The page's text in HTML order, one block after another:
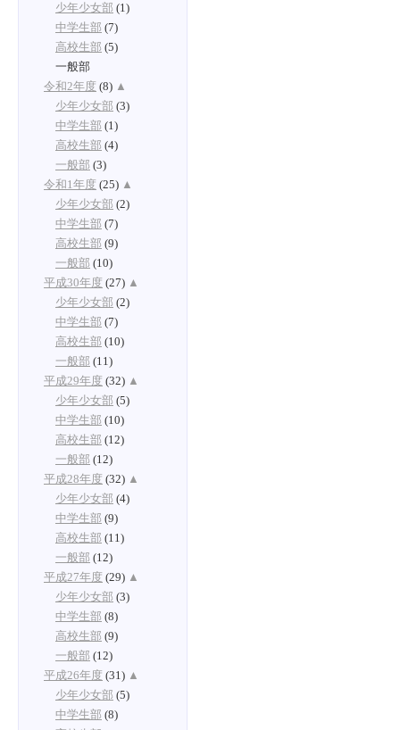
少年少女部 (1)
中学生部 (7)
高校生部 (5)
一般部
令和2年度 (8) ▲
少年少女部 (3)
中学生部 (1)
高校生部 (4)
一般部 (3)
令和1年度 (25) ▲
少年少女部 (2)
中学生部 (7)
高校生部 (9)
一般部 (10)
平成30年度 (27) ▲
少年少女部 (2)
中学生部 (7)
高校生部 (10)
一般部 (11)
平成29年度 (32) ▲
少年少女部 (5)
中学生部 (10)
高校生部 (12)
一般部 (12)
平成28年度 (32) ▲
少年少女部 (4)
中学生部 (9)
高校生部 (11)
一般部 (12)
平成27年度 (29) ▲
少年少女部 (3)
中学生部 (8)
高校生部 (9)
一般部 (12)
平成26年度 (31) ▲
少年少女部 (5)
中学生部 (8)